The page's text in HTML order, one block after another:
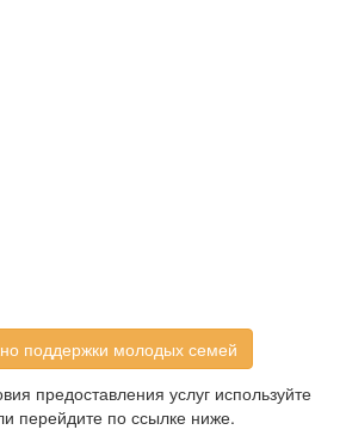
поддержки молодых семей
предоставления услуг используйте
перейдите по ссылке ниже.